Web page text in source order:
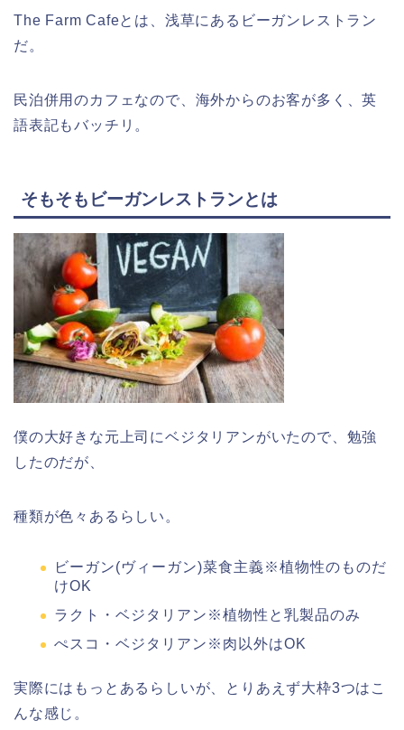
The Farm Cafeとは、浅草にあるビーガンレストラン
だ。
民泊併用のカフェなので、海外からのお客が多く、英
語表記もバッチリ。
そもそもビーガンレストランとは
僕の大好きな元上司にベジタリアンがいたので、勉強
したのだが、
種類が色々あるらしい。
ビーガン(ヴィーガン)菜食主義※植物性のものだ
けOK
ラクト・ベジタリアン※植物性と乳製品のみ
ぺスコ・ベジタリアン※肉以外はOK
実際にはもっとあるらしいが、とりあえず大枠3つはこ
んな感じ。